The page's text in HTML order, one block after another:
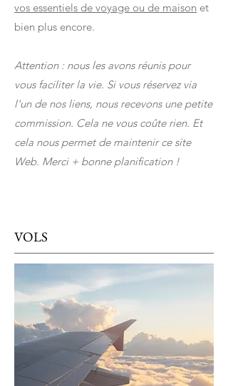
vos essentiels de voyage ou de maison et
bien plus encore.
Attention : nous les avons réunis pour
vous faciliter la vie. Si vous réservez via
l'un de nos liens, nous recevons une petite
commission. Cela ne vous coûte rien. Et
cela nous permet de maintenir ce site
Web. Merci + bonne planification !
VOLS